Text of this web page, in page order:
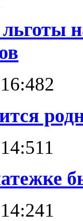
2
1
1